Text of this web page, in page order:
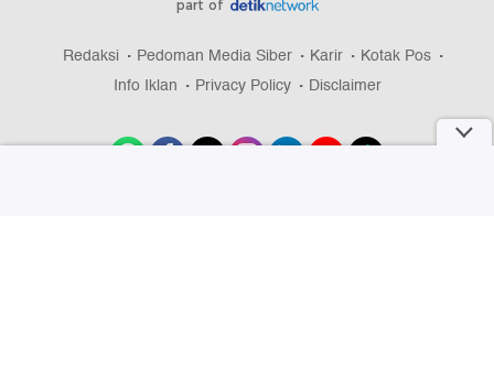
part of
Redaksi Pedoman Media Siber Karir
Kotak Pos
Info Iklan
Privacy Policy Disclaimer